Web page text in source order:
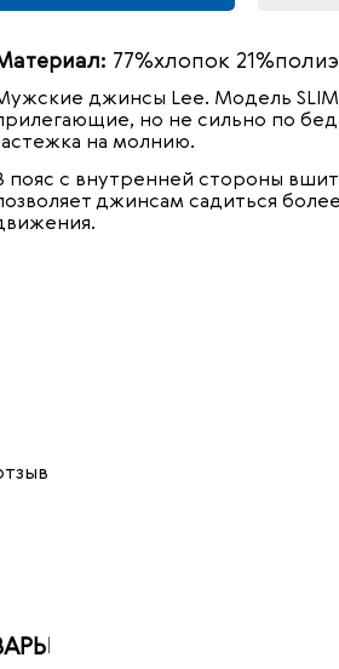
77%хлопок
джинсы Lee. Модель
но не сильно по
на молнию.
пояс с внутренней стороны
джинсам садиться